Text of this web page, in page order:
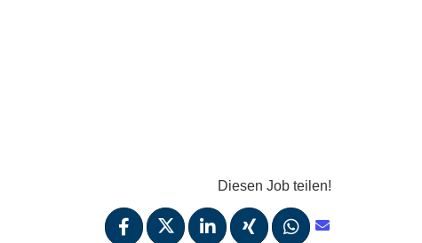
Diesen Job teilen!